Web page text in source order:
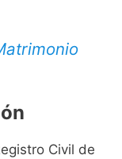
Civil de